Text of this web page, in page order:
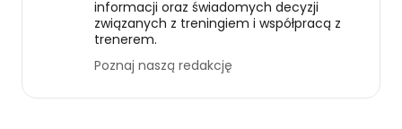
informacji oraz świadomych decyzji
związanych z treningiem i współpracą z
trenerem.
Poznaj naszą redakcję